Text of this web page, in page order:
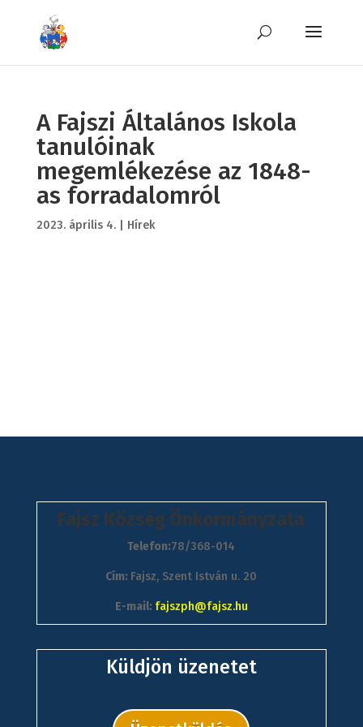
A Fajszi Általános Iskola
tanulóinak
megemlékezése az 1848-
as forradalomról
2023. április 4.| Hírek
Fajsz Község Önkormányzata
Telefon:78/368-014
Cím: Fajsz, Szent István u. 20
E-mail: fajszph@fajsz.hu
Küldjön üzenetet